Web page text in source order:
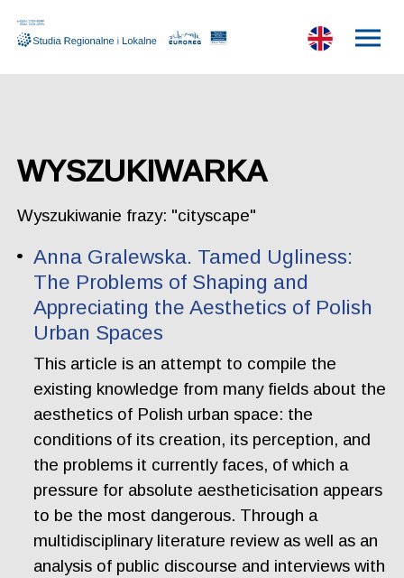
WYSZUKIWARKA
Wyszukiwanie frazy: "cityscape"
Anna Gralewska. Tamed Ugliness:
The Problems of Shaping and
Appreciating the Aesthetics of Polish
Urban Spaces
This article is an attempt to compile the
existing knowledge from many fields about the
aesthetics of Polish urban space: the
conditions of its creation, its perception, and
the problems it currently faces, of which a
pressure for absolute aestheticisation appears
to be the most dangerous. Through a
multidisciplinary literature review as well as an
analysis of public discourse and interviews with